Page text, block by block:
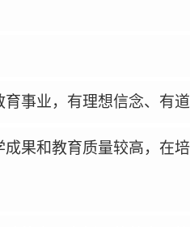
事业，有理想信念、有
果和教育质量较高，在